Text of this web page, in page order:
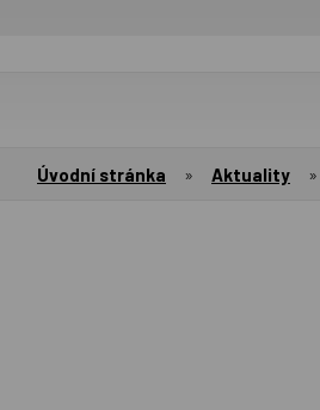
Úvodní stránka » Aktuality »